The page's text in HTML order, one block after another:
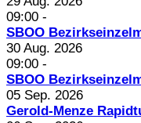
09:00 -
SBOO
30 Aug. 2026
09:00 -
SBOO
05 Sep. 2026
Gerold-Menze